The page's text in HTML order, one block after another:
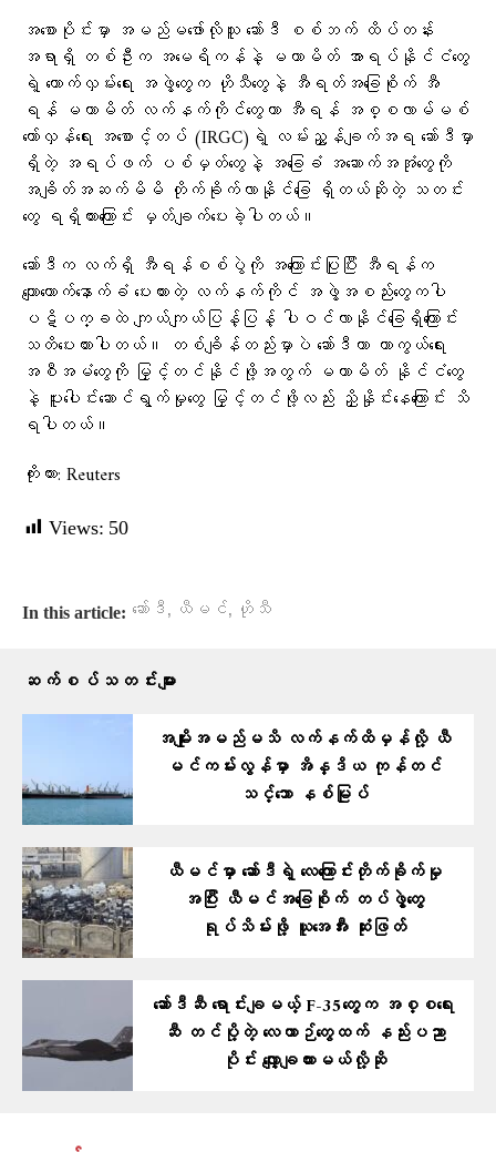
အစောပိုင်းမှာ အမည်မဖော်လိုသူ ဆော်ဒီ စစ်ဘက် ထိပ်တန်း
အရာရှိ တစ်ဦးက အမေရိကန်နဲ့ မဟာမိတ် အာရပ်နိုင်ငံတွေ
ရဲ့ ထောက်လှမ်းရေး အဖွဲ့တွေက ဟိုသီတွေနဲ့ အီရတ်အခြေစိုက် အီ
ရန် မဟာမိတ် လက်နက်ကိုင်တွေဟာ အီရန် အစ္စလာမ်မစ်
တော်လှန်ရေး အစောင့်တပ် (IRGC)ရဲ့ လမ်းညွှန်ချက်အရ ဆော်ဒီမှာ
ရှိတဲ့ အရပ်ဖက် ပစ်မှတ်တွေနဲ့ အခြေခံ အဆောက်အအုံတွေကို
အချိတ်အဆက်မိမိ တိုက်ခိုက်လာနိုင်ခြေ ရှိတယ်ဆိုတဲ့ သတင်း
တွေ ရရှိထားကြောင်း မှတ်ချက်ပေးခဲ့ပါတယ်။
ဆော်ဒီက လက်ရှိ အီရန်စစ်ပွဲကို အကြောင်းပြုပြီး အီရန်က
ကျောထောက်နောက်ခံ ပေးထားတဲ့ လက်နက်ကိုင် အဖွဲ့အစည်းတွေကပါ
ပဋိပက္ခထဲ ကျယ်ကျယ်ပြန့်ပြန့် ပါဝင်လာနိုင်ခြေရှိကြောင်း
သတိပေးထားပါတယ်။ တစ်ချိန်တည်းမှာပဲ ဆော်ဒီဟာ ကာကွယ်ရေး
အစီအမံတွေကို မြှင့်တင်နိုင်ဖို့အတွက် မဟာမိတ် နိုင်ငံတွေ
နဲ့ ပူးပေါင်းဆောင်ရွက်မှုတွေ မြှင့်တင်ဖို့လည်း ညှိနှိုင်းနေကြောင်း သိ
ရပါတယ်။
ကိုးကား: Reuters
Views: 50
In this article: ဆော်ဒီ, ယီမင်, ဟိုသီ
ဆက်စပ်သတင်းများ
အမျိုးအမည်မသိ လက်နက်ထိမှန်လို့ ယီ
မင်ကမ်းလွန်မှာ အိန္ဒိယ ကုန်တင်
သင်္ဘော နစ်မြုပ်
ယီမင်မှာ ဆော်ဒီရဲ့ လေကြောင်းတိုက်ခိုက်မှု
အပြီး ယီမင်အခြေစိုက် တပ်ဖွဲ့တွေ
ရုပ်သိမ်းဖို့ ယူအေအီး ဆုံးဖြတ်
ဆော်ဒီဆီ ရောင်းချမယ့် F-35တွေက အစ္စရေး
ဆီ တင်ပို့တဲ့ လေယာဉ်တွေထက် နည်းပညာ
ပိုင်း လျှော့ချထားမယ်လို့ဆို